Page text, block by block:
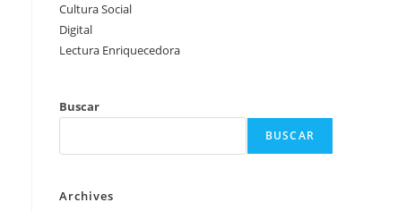
Cultura Social
Digital
Lectura Enriquecedora
Buscar
BUSCAR
Archives